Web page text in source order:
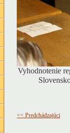
Vyhodnotenie
<< Predchádzajúci